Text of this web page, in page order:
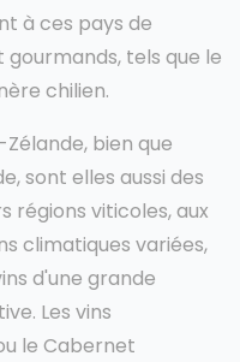
à ces pays de
tels que le
chilien.
bien que
sont elles aussi des
régions viticoles, aux
climatiques variées,
d'une grande
Les vins
le Cabernet